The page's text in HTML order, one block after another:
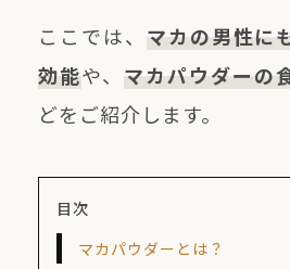
ここでは、 マカの男性に
効能や、マカパウダーの
どをご紹介します。
目次
マカパウダーとは？